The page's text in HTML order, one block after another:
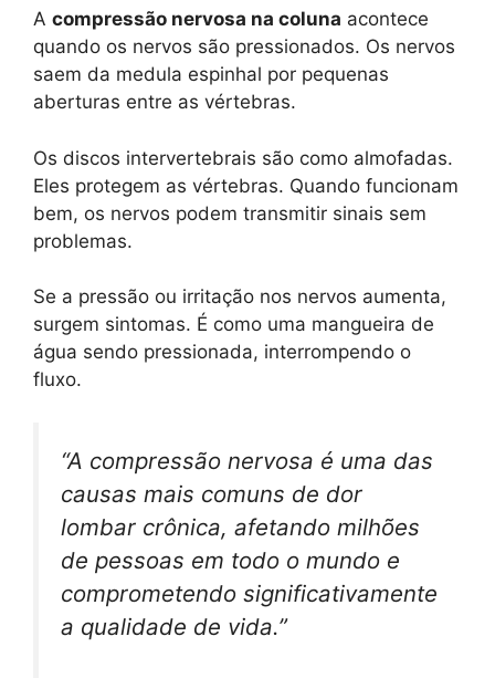
A compressão nervosa na coluna acontece
quando os nervos são pressionados. Os nervos
saem da medula espinhal por pequenas
aberturas entre as vértebras.
Os discos intervertebrais são como almofadas.
Eles protegem as vértebras. Quando funcionam
bem, os nervos podem transmitir sinais sem
problemas.
Se a pressão ou irritação nos nervos aumenta,
surgem sintomas. É como uma mangueira de
água sendo pressionada, interrompendo o
fluxo.
“A compressão nervosa é uma das
causas mais comuns de dor
lombar crônica, afetando milhões
de pessoas em todo o mundo e
comprometendo significativamente
a qualidade de vida.”